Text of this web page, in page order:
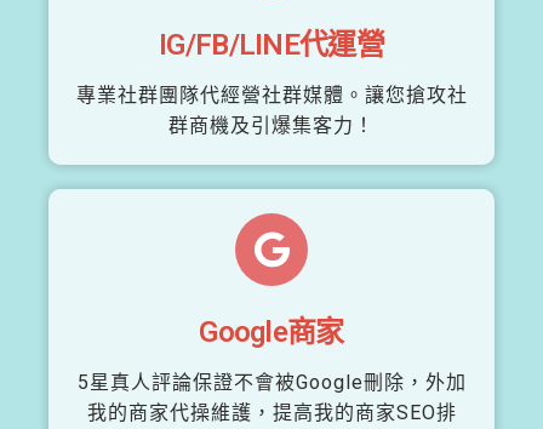
IG/FB/LINE代運營
專業社群團隊代經營社群媒體。讓您搶攻社
群商機及引爆集客力！
Google商家
5星真人評論保證不會被Google刪除，外加
我的商家代操維護，提高我的商家SEO排